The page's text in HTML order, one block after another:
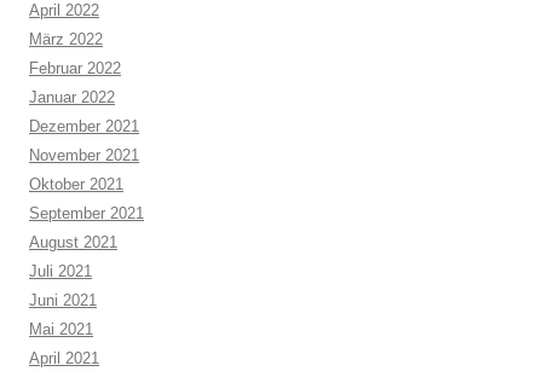
April 2022
März 2022
Februar 2022
Januar 2022
Dezember 2021
November 2021
Oktober 2021
September 2021
August 2021
Juli 2021
Juni 2021
Mai 2021
April 2021